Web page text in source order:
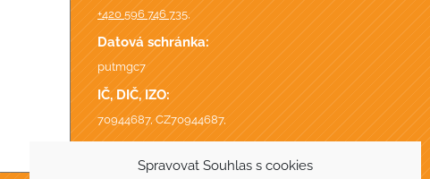
Spravovat Souhlas s cookies
+420 596 746 735,
Datová schránka:
putmgc7
IČ, DIČ, IZO:
70944687, CZ70944687,